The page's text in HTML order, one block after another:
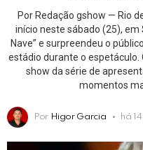
Por Redação gshow — Rio
início neste sábado (25), em
Nave” e surpreendeu o
estádio durante o
show da série de
momentos
Por Higor Garcia há